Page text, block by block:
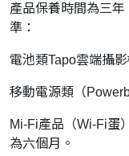
產品保養時間為三
準：
電池類Tapo雲端攝
移動電源類（
Mi-Fi產品（Wi-Fi蛋
為六個月。